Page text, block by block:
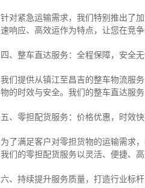
针对紧急运输需求，我们特别推出了
速响应、高效运作为特点，让您在竞争
四、整车直达服务：全程保障，安全
我们提供从镇江至昌吉的整车物流服
物的时效与安全。我们的整车直达服
五、零担配货服务：价格优惠，时效
为了满足客户对零担货物的运输需求
我们的零担配货服务以灵活、便捷、
六、持续提升服务质量，打造行业标杆